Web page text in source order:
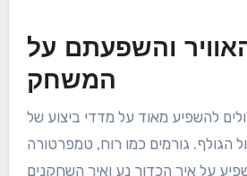
את פריסת המסלול כדי לקבוע אם
עשוי להעדיף מסלולים עם פריסות
מיומנים במשחק הקצר עשויים
לחפש מסלולים עם גרינים מורכבים.